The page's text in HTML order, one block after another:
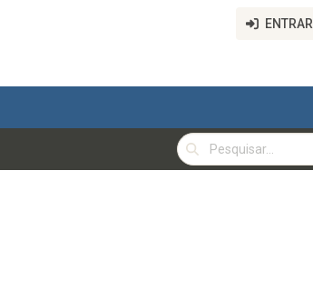
ENTRAR
PESQUISAR